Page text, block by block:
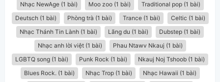
Nhạc NewAge (1 bài)
Moo zoo (1 bài)
Traditional pop (1 bài)
Deutsch (1 bài)
Phòng trà (1 bài) Trance (1 bài)
Celtic (1 bài)
Nhạc Thánh Tin Lành (1 bài)
Lãng du (1 bài)
Dubstep (1 bài)
Nhạc anh lời việt (1 bài)
Phau Ntawv Nkauj (1 bài)
LGBTQ song (1 bài)
Punk Rock (1 bài)
Nkauj Noj Tshoob (1 bài)
Blues Rock. (1 bài)
Nhạc Trop (1 bài)
Nhạc Hawaii (1 bài)